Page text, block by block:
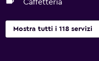
Caffetteria
Mostra tutti i 118 servizi